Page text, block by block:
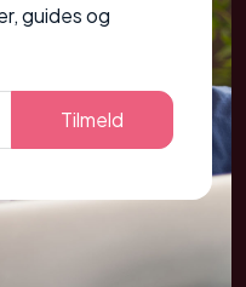
guides og
Tilmeld